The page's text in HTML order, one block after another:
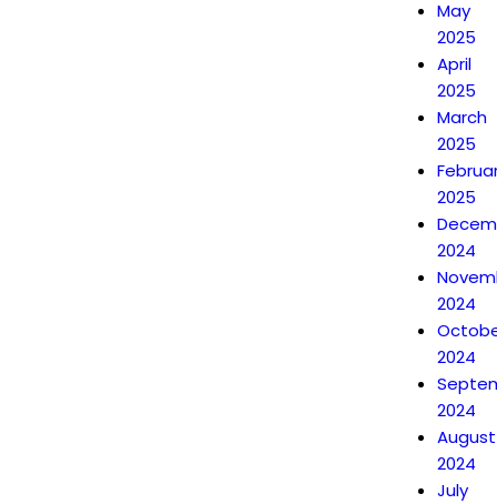
May
2025
April
2025
March
2025
2025
2024
2024
2024
2024
August
2024
July